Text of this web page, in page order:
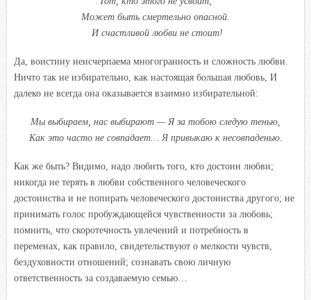
Может быть смертельно опасной.
И счастливой любви не стоит!
Да, воистину неисчерпаема многогранность и сложность любви.
Ничто так не избирательно, как настоящая большая любовь, И
далеко не всегда она оказывается взаимно избирательной:
Мы выбираем, нас выбирают — Я за тобою следую тенью,
Как это часто не совпадает… Я привыкаю к несовпаденью.
Как же быть? Видимо, надо любить того, кто достоин любви;
никогда не терять в любви собственного человеческого
достоинства и не попирать человеческого достоинства другого; не
принимать голос пробуждающейся чувственности за любовь;
помнить, что скоротечность увлечений и потребность в
переменах, как правило, свидетельствуют о мелкости чувств,
бездуховности отношений; сознавать свою личную
ответственность за создаваемую семью…